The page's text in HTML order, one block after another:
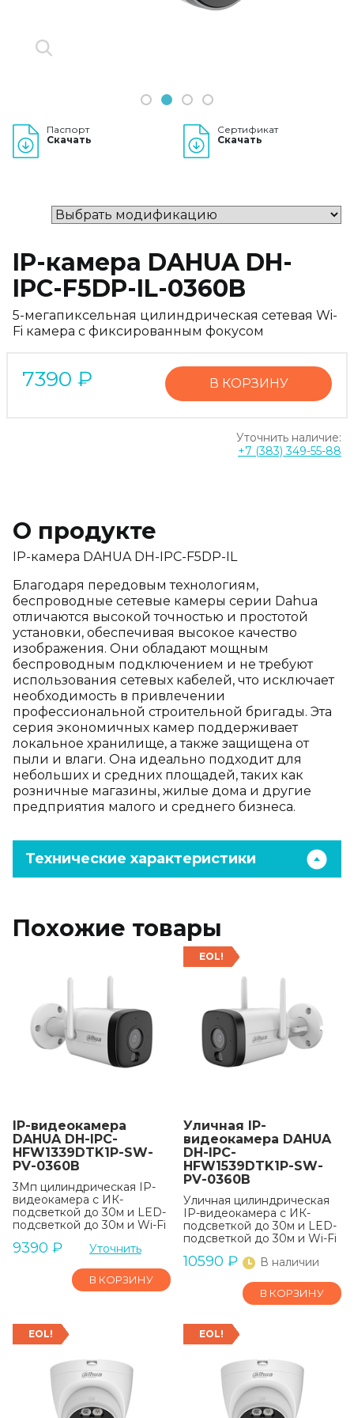
1 2 3 4
Паспорт
Скачать
Сертификат
Скачать
IP-камера DAHUA DH-
IPC-F5DP-IL-0360B
5-мегапиксельная цилиндрическая сетевая Wi-
Fi камера с фиксированным фокусом
7390 ₽ В КОРЗИНУ
Уточнить наличие:
+7 (383) 349-55-88
О продукте
IP-камера DAHUA DH-IPC-F5DP-IL
Благодаря передовым технологиям,
беспроводные сетевые камеры серии Dahua
отличаются высокой точностью и простотой
установки, обеспечивая высокое качество
изображения. Они обладают мощным
беспроводным подключением и не требуют
использования сетевых кабелей, что исключает
необходимость в привлечении
профессиональной строительной бригады. Эта
серия экономичных камер поддерживает
локальное хранилище, а также защищена от
пыли и влаги. Она идеально подходит для
небольших и средних площадей, таких как
розничные магазины, жилые дома и другие
предприятия малого и среднего бизнеса.
Технические характеристики
Похожие товары
IP-видеокамера
DAHUA DH-IPC-
HFW1339DTK1P-SW-
PV-0360B
3Мп цилиндрическая IP-
видеокамера с ИК-
подсветкой до 30м и LED-
подсветкой до 30м и Wi-Fi
9390 ₽ Уточнить
В КОРЗИНУ
EOL!
Уличная IP-
видеокамера DAHUA
DH-IPC-
HFW1539DTK1P-SW-
PV-0360B
Уличная цилиндрическая
IP-видеокамера с ИК-
подсветкой до 30м и LED-
подсветкой до 30м и Wi-Fi
10590 ₽ В наличии
В КОРЗИНУ
EOL! EOL!